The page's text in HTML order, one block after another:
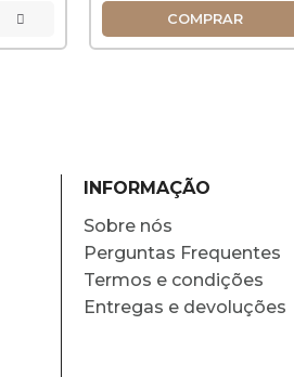
COMPRAR
INFORMAÇÃO
Sobre nós
Perguntas Frequentes
Termos e condições
Entregas e devoluções